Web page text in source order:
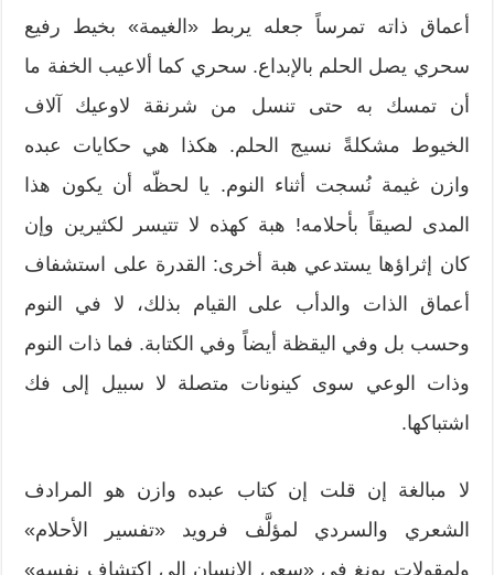
أعماق ذاته تمرساً جعله يربط «الغيمة» بخيط رفيع
سحري يصل الحلم بالإبداع. سحري كما ألاعيب الخفة ما
أن تمسك به حتى تنسل من شرنقة لاوعيك آلاف
الخيوط مشكلةً نسيج الحلم. هكذا هي حكايات عبده
وازن غيمة نُسجت أثناء النوم. يا لحظّه أن يكون هذا
المدى لصيقاً بأحلامه! هبة كهذه لا تتيسر لكثيرين وإن
كان إثراؤها يستدعي هبة أخرى: القدرة على استشفاف
أعماق الذات والدأب على القيام بذلك، لا في النوم
وحسب بل وفي اليقظة أيضاً وفي الكتابة. فما ذات النوم
وذات الوعي سوى كينونات متصلة لا سبيل إلى فك
اشتباكها.
لا مبالغة إن قلت إن كتاب عبده وازن هو المرادف
الشعري والسردي لمؤلَّف فرويد «تفسير الأحلام»
ولمقولات يونغ في «سعي الإنسان إلى اكتشاف نفسه»